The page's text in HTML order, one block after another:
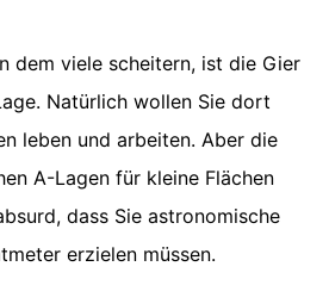
dem viele scheitern, ist die Gier
Natürlich wollen Sie dort
leben und arbeiten. Aber die
A-Lagen für kleine Flächen
dass Sie astronomische
erzielen müssen.